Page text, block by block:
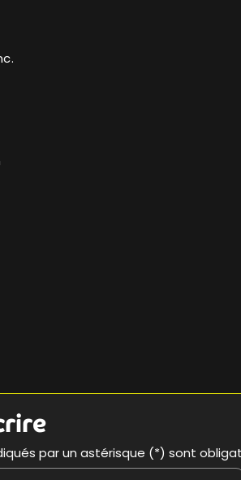
par un astérisque (*) sont